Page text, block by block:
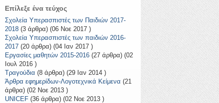
Επίλεξε ένα τεύχος
Σχολεία Υπερασπιστές των Παιδιών 2017-
2018 (3 άρθρα) (06 Νοε 2017 )
Σχολεία Υπερασπιστές των παιδιών 2016-
2017 (20 άρθρα) (04 Ιαν 2017 )
Εργασίες μαθητών 2015-2016 (27 άρθρα) (02
Ιουλ 2016 )
Τραγούδια (8 άρθρα) (29 Ιαν 2014 )
Άρθρα εφημερίδων-Λογοτεχνικά Κείμενα (21
άρθρα) (02 Νοε 2013 )
UNICEF (36 άρθρα) (02 Νοε 2013 )